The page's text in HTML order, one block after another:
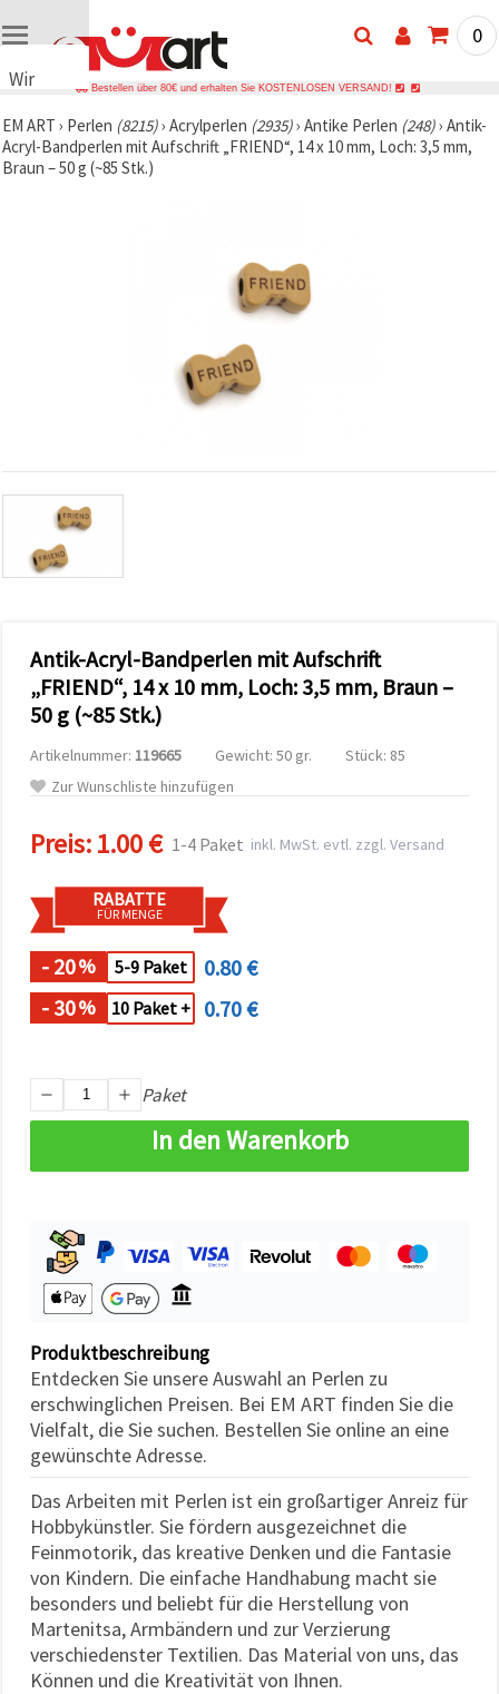
Wir
Cookies
🍪 Wir
verwenden
Datenverkehr
analysieren
sowie
relevantere
Unterstützung
Partner für
Analyse
Marketing.
ablehnen
den
Einstellungen
individuell
festlegen.
Einwilligung
können Sie
jederzeit
widerrufen.
Impressum
Datenschutzerklärung
akzeptieren
Cookie-
Einstellungen
0
Bestellen über 80€ und erhalten Sie KOSTENLOSEN VERSAND!
EM ART › Perlen (8215)› Acrylperlen (2935)› Antike Perlen (248)› Antik-
Acryl-Bandperlen mit Aufschrift „FRIEND“, 14 x 10 mm, Loch: 3,5 mm,
Braun – 50 g (~85 Stk.)
Antik-Acryl-Bandperlen mit Aufschrift
„FRIEND“, 14 x 10 mm, Loch: 3,5 mm, Braun –
50 g (~85 Stk.)
Artikelnummer: 119665 Gewicht: 50 gr.
Stück: 85
Zur Wunschliste hinzufügen
Preis:1.00 € 1-4 Paket inkl. MwSt. evtl. zzgl. Versand
RABATTE
FÜR MENGE
- 20% 5-9 Paket
0.80 €
- 30% 10 Paket + 0.70 €
Paket
In den Warenkorb
Produktbeschreibung
Entdecken Sie unsere Auswahl an Perlen zu
erschwinglichen Preisen. Bei EM ART finden Sie die
Vielfalt, die Sie suchen. Bestellen Sie online an eine
gewünschte Adresse.
Das Arbeiten mit Perlen ist ein großartiger Anreiz für
Hobbykünstler. Sie fördern ausgezeichnet die
Feinmotorik, das kreative Denken und die Fantasie
von Kindern. Die einfache Handhabung macht sie
besonders und beliebt für die Herstellung von
Martenitsa, Armbändern und zur Verzierung
verschiedenster Textilien. Das Material von uns, das
Können und die Kreativität von Ihnen.